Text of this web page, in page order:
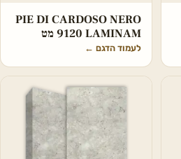
PIE DI CARDOSO NERO
9120 LAMINAM מט
לעמוד הדגם ←